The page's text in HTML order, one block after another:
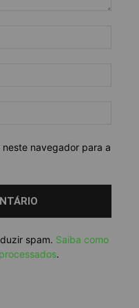
navegador para a
spam. Saiba como
.